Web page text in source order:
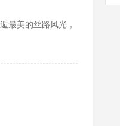
最美的丝路风光，